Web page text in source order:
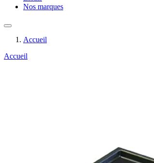
Nos marques
Accueil
Accueil